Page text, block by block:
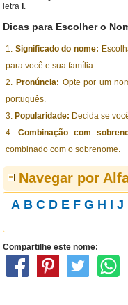
letra .
Dicas para Escolher o
Significado do nome:
para você e sua família.
Pronúncia: Opte por um
português.
Popularidade: Decida se
Combinação com
combinado com o sobrenome.
Navegar por
A B C D E F G H I J
Compartilhe este nome: